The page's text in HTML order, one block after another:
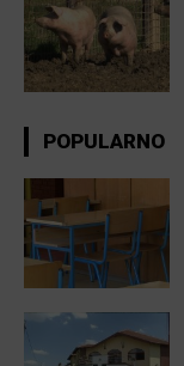
POPULARNO